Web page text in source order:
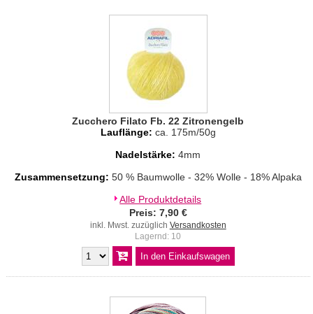
Zucchero Filato Fb. 22 Zitronengelb
Lauflänge: ca. 175m/50g
Nadelstärke: 4mm
Zusammensetzung: 50 % Baumwolle - 32% Wolle - 18% Alpaka
Alle Produktdetails
Preis: 7,90 €
inkl. Mwst. zuzüglich Versandkosten
Lagernd: 10